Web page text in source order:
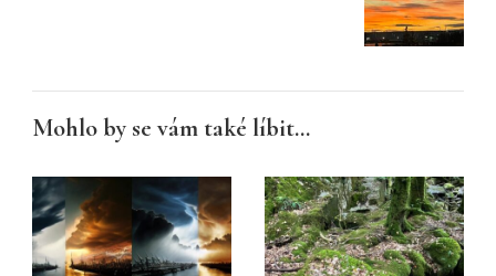
Mohlo by se vám také líbit...